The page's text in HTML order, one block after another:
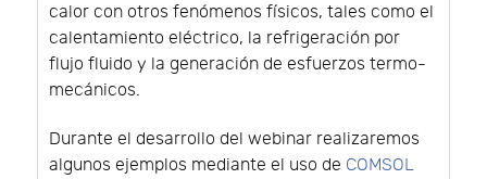
calor con otros fenómenos físicos, tales como el
calentamiento eléctrico, la refrigeración por
flujo fluido y la generación de esfuerzos termo-
mecánicos.
Durante el desarrollo del webinar realizaremos
algunos ejemplos mediante el uso de COMSOL